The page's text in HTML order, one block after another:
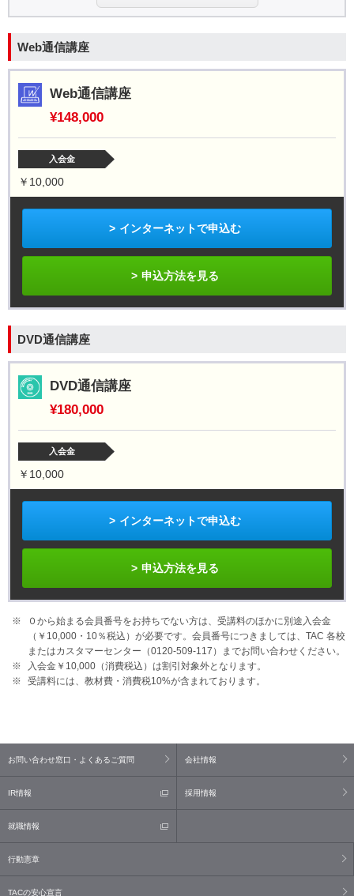
Web通信講座
Web通信講座
¥148,000
入会金
￥10,000
インターネットで申込む
申込方法を見る
DVD通信講座
DVD通信講座
¥180,000
入会金
￥10,000
インターネットで申込む
申込方法を見る
０から始まる会員番号をお持ちでない方は、受講料のほかに別途入会金
（￥10,000・10％税込）が必要です。会員番号につきましては、TAC 各校
またはカスタマーセンター（0120-509-117）までお問い合わせください。
入会金￥10,000（消費税込）は割引対象外となります。
受講料には、教材費・消費税10%が含まれております。
お問い合わせ窓口・よくあるご質問 会社情報
IR情報 採用情報
就職情報
行動憲章
TACの安心宣言